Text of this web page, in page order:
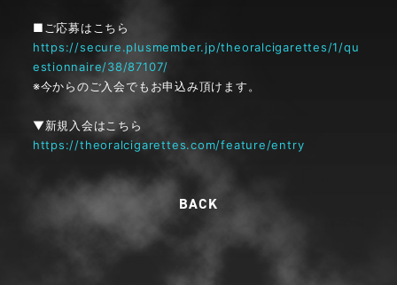
■ご応募はこちら
https://secure.plusmember.jp/theoralcigarettes/1/qu
estionnaire/38/87107/
※今からのご入会でもお申込み頂けます。
▼新規入会はこちら
https://theoralcigarettes.com/feature/entry